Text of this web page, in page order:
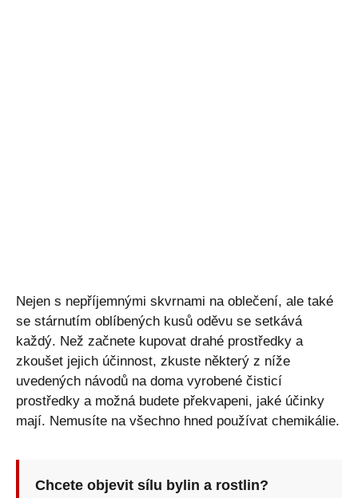
Nejen s nepříjemnými skvrnami na oblečení, ale také
se stárnutím oblíbených kusů oděvu se setkává
každý. Než začnete kupovat drahé prostředky a
zkoušet jejich účinnost, zkuste některý z níže
uvedených návodů na doma vyrobené čisticí
prostředky a možná budete překvapeni, jaké účinky
mají. Nemusíte na všechno hned používat chemikálie.
Chcete objevit sílu bylin a rostlin?